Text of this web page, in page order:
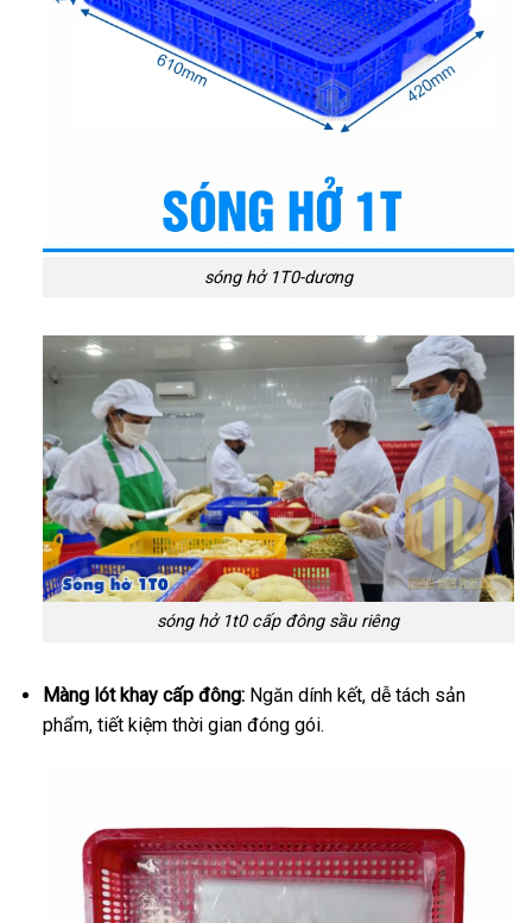
sóng hở 1T0-dương
sóng hở 1t0 cấp đông sầu riêng
Màng lót khay cấp đông:Ngăn dính kết, dễ tách sản
phẩm, tiết kiệm thời gian đóng gói.